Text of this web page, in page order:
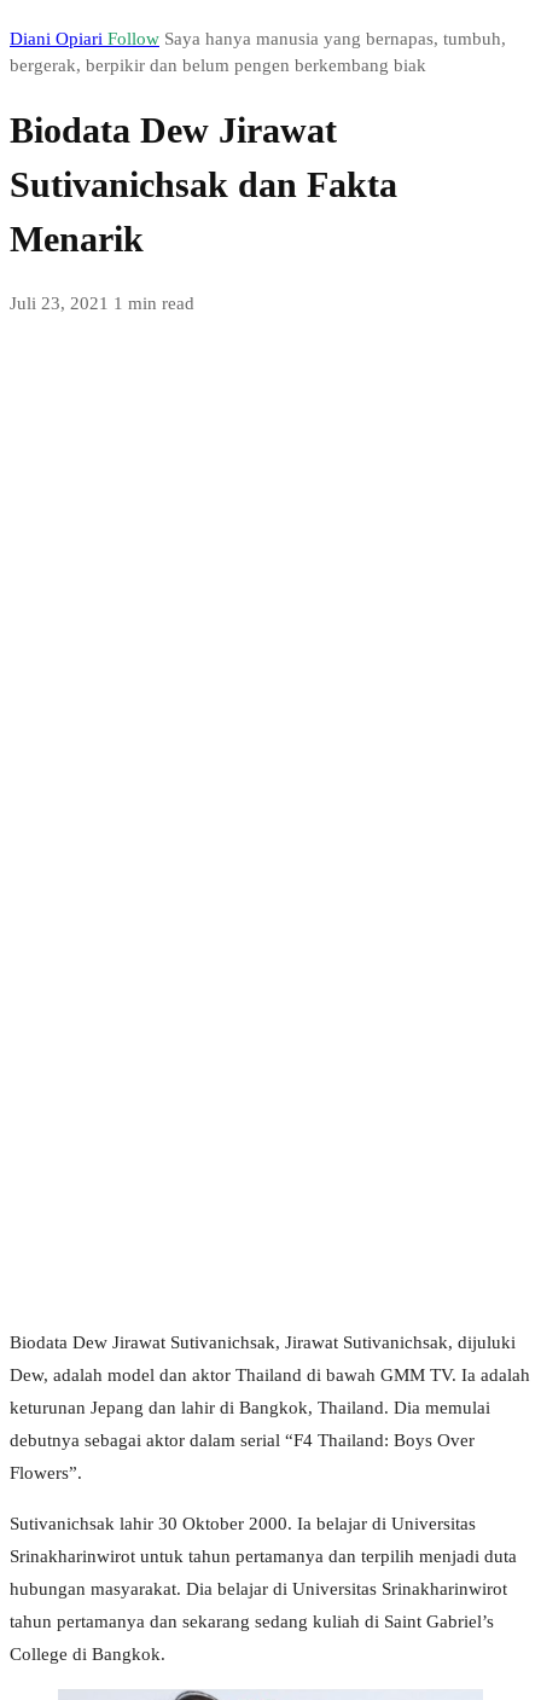
Diani Opiari Follow Saya hanya manusia yang bernapas, tumbuh,
bergerak, berpikir dan belum pengen berkembang biak
Biodata Dew Jirawat
Sutivanichsak dan Fakta
Menarik
Juli 23, 2021 1 min read
Biodata Dew Jirawat Sutivanichsak, Jirawat Sutivanichsak, dijuluki
Dew, adalah model dan aktor Thailand di bawah GMM TV. Ia adalah
keturunan Jepang dan lahir di Bangkok, Thailand. Dia memulai
debutnya sebagai aktor dalam serial “F4 Thailand: Boys Over
Flowers”.
Sutivanichsak lahir 30 Oktober 2000. Ia belajar di Universitas
Srinakharinwirot untuk tahun pertamanya dan terpilih menjadi duta
hubungan masyarakat. Dia belajar di Universitas Srinakharinwirot
tahun pertamanya dan sekarang sedang kuliah di Saint Gabriel’s
College di Bangkok.